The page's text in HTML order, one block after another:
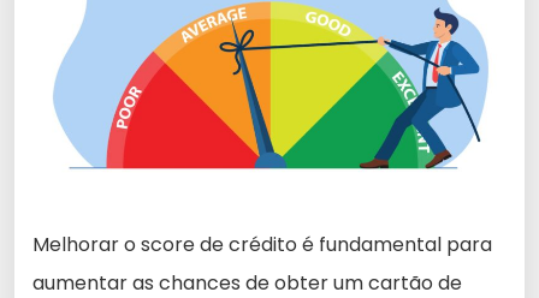
Melhorar o score de crédito é fundamental para
aumentar as chances de obter um cartão de